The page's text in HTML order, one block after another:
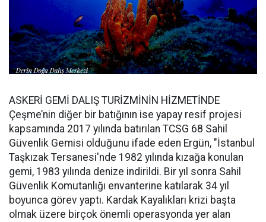
ASKERİ GEMİ DALIŞ TURİZMİNİN HİZMETİNDE
Çeşme’nin diğer bir batığının ise yapay resif projesi
kapsamında 2017 yılında batırılan TCSG 68 Sahil
Güvenlik Gemisi olduğunu ifade eden Ergün, "İstanbul
Taşkızak Tersanesi'nde 1982 yılında kızağa konulan
gemi, 1983 yılında denize indirildi. Bir yıl sonra Sahil
Güvenlik Komutanlığı envanterine katılarak 34 yıl
boyunca görev yaptı. Kardak Kayalıkları krizi başta
olmak üzere birçok önemli operasyonda yer alan